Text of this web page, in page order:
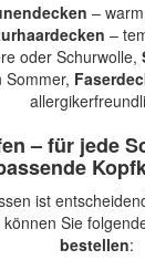
–
–
oder Schurwolle,
Sommer,
– für jede
ist
Sie
bestellen: